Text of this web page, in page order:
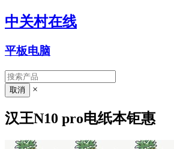
中关村在线
平板电脑
×
汉王N10 pro电纸本钜惠